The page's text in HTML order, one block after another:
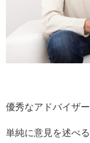
優秀なアドバイザ
単純に意見を述べ